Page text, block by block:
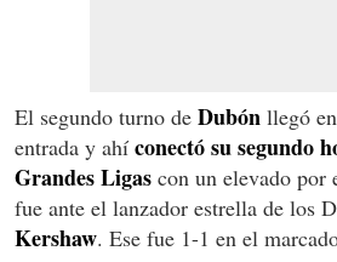
El segundo turno de Dubón llegó
entrada y ahí conectó su segundo
Grandes Ligas con un elevado
fue ante el lanzador estrella de los
Kershaw. Ese fue 1-1 en el